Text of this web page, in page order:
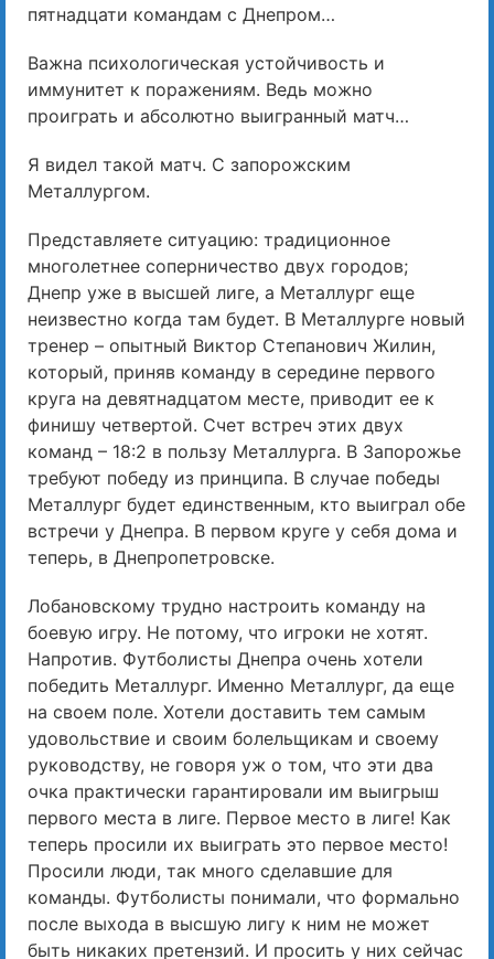
пятнадцати командам с Днепром…
Важна психологическая устойчивость и
иммунитет к поражениям. Ведь можно
проиграть и абсолютно выигранный матч…
Я видел такой матч. С запорожским
Металлургом.
Представляете ситуацию: традиционное
многолетнее соперничество двух городов;
Днепр уже в высшей лиге, а Металлург еще
неизвестно когда там будет. В Металлурге новый
тренер – опытный Виктор Степанович Жилин,
который, приняв команду в середине первого
круга на девятнадцатом месте, приводит ее к
финишу четвертой. Счет встреч этих двух
команд – 18:2 в пользу Металлурга. В Запорожье
требуют победу из принципа. В случае победы
Металлург будет единственным, кто выиграл обе
встречи у Днепра. В первом круге у себя дома и
теперь, в Днепропетровске.
Лобановскому трудно настроить команду на
боевую игру. Не потому, что игроки не хотят.
Напротив. Футболисты Днепра очень хотели
победить Металлург. Именно Металлург, да еще
на своем поле. Хотели доставить тем самым
удовольствие и своим болельщикам и своему
руководству, не говоря уж о том, что эти два
очка практически гарантировали им выигрыш
первого места в лиге. Первое место в лиге! Как
теперь просили их выиграть это первое место!
Просили люди, так много сделавшие для
команды. Футболисты понимали, что формально
после выхода в высшую лигу к ним не может
быть никаких претензий. И просить у них сейчас